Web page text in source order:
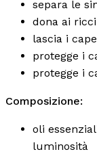
separa le
dona ai
lascia i
protegge i
protegge i
Composizione:
oli
luminosità